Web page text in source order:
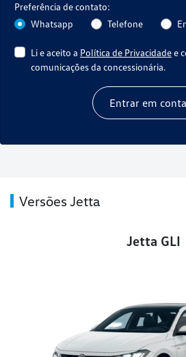
Preferência de contato:
Whatsapp
Telefone
Li e aceito a Política de Privacidadee
comunicações da concessionária.
Entrar em
Versões Jetta
Jetta GLI